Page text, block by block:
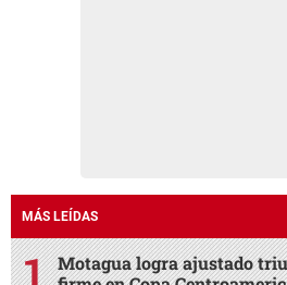
MÁS LEÍDAS
Motagua logra ajustado